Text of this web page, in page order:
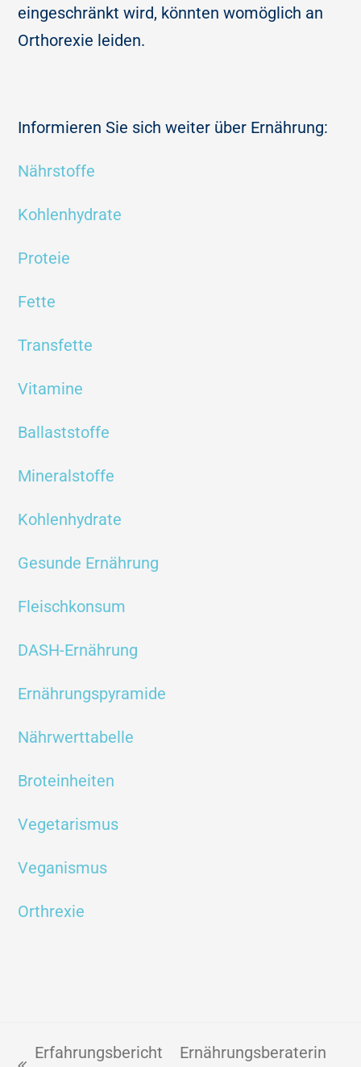
eingeschränkt wird, könnten womöglich an
Orthorexie leiden.
Informieren Sie sich weiter über Ernährung:
Nährstoffe
Kohlenhydrate
Proteie
Fette
Transfette
Vitamine
Ballaststoffe
Mineralstoffe
Kohlenhydrate
Gesunde Ernährung
Fleischkonsum
DASH-Ernährung
Ernährungspyramide
Nährwerttabelle
Broteinheiten
Vegetarismus
Veganismus
Orthrexie
Erfahrungsbericht Ernährungsberaterin